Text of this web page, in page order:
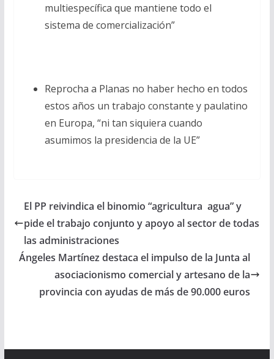
multiespecífica que mantiene todo el
sistema de comercialización”
Reprocha a Planas no haber hecho en todos
estos años un trabajo constante y paulatino
en Europa, “ni tan siquiera cuando
asumimos la presidencia de la UE”
El PP reivindica el binomio “agricultura agua” y
pide el trabajo conjunto y apoyo al sector de todas
las administraciones
Ángeles Martínez destaca el impulso de la Junta al
asociacionismo comercial y artesano de la
provincia con ayudas de más de 90.000 euros